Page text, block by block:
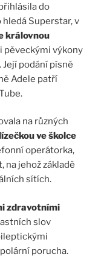
do
Superstar, v
královnou
pěveckými výkony
podání písně
Adele patří
na různých
ve školce
operátorka,
na jehož základě
sítích.
zdravotními
slov
porucha.